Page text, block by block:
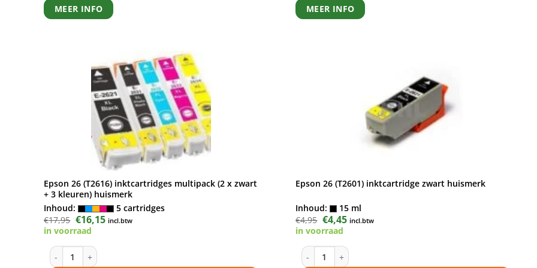
MEER INFO MEER INFO
Epson 26 (T2616) inktcartridges multipack (2 x zwart
+ 3 kleuren) huismerk
Inhoud:
5 cartridges
€17,95 Oorspronkelijke
prijs
was:
€17,95.
€16,15Huidige
prijs
incl.btw
in voorraad
Epson 26 (T2616) inktcartridges multipack (2 x zwart + 3 kleuren) huismerk aantal
Epson 26 (T2601) inktcartridge zwart huismerk
Inhoud:
15 ml
€4,95 Oorspronkelijke
prijs
was:
€4,95.
€4,45Huidige
prijs
incl.btw
in voorraad
Epson 26 (T2601) inktcartridge zwart huismerk aantal